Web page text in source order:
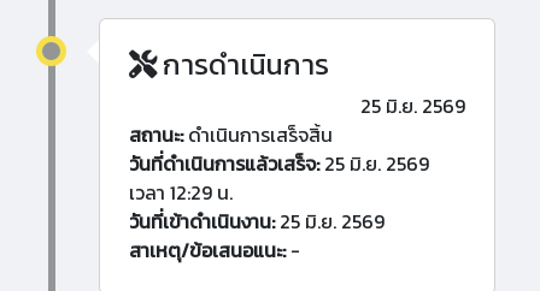
การดำเนินการ
25 มิ.ย. 2569
สถานะ:ดำเนินการเสร็จสิ้น
วันที่ดำเนินการแล้วเสร็จ:25 มิ.ย. 2569
เวลา 12:29 น.
วันที่เข้าดำเนินงาน:25 มิ.ย. 2569
สาเหตุ/ข้อเสนอแนะ:-